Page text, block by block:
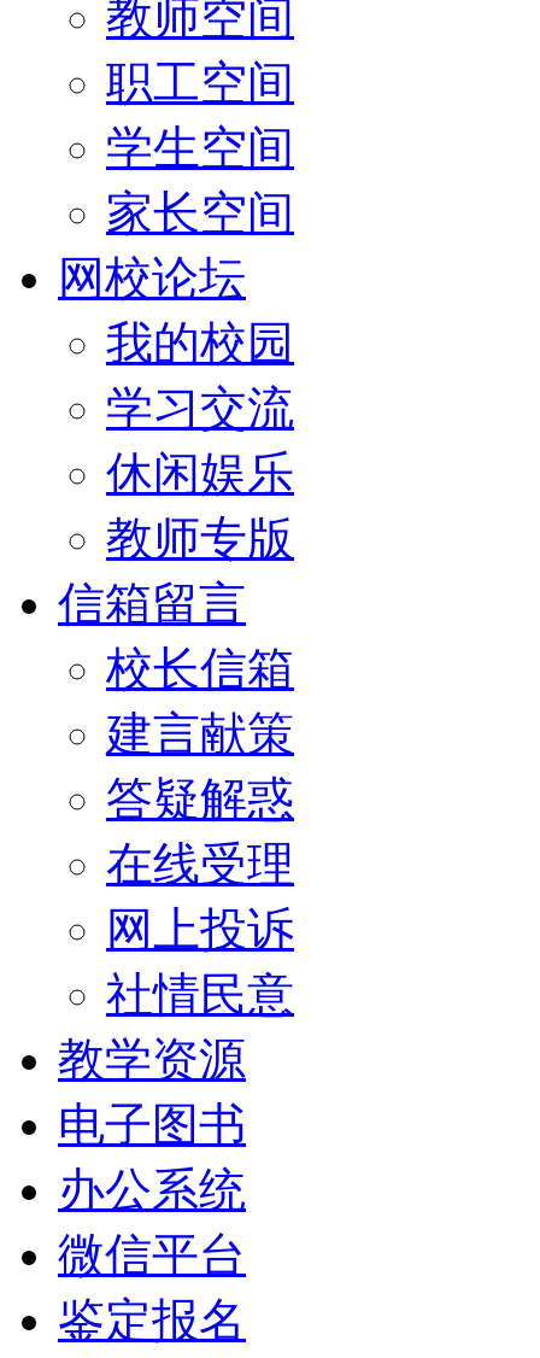
教师空间
职工空间
学生空间
家长空间
网校论坛
我的校园
学习交流
休闲娱乐
教师专版
信箱留言
校长信箱
建言献策
答疑解惑
在线受理
网上投诉
社情民意
教学资源
电子图书
办公系统
微信平台
鉴定报名